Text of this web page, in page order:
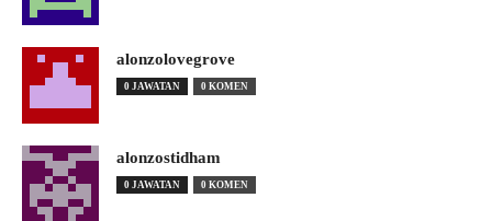
alonzolovegrove
0 JAWATAN 0 KOMEN
alonzostidham
0 JAWATAN 0 KOMEN